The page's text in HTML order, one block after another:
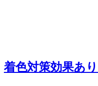
着色対策効果あり